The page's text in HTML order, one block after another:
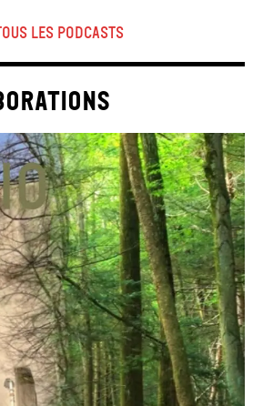
les podcasts